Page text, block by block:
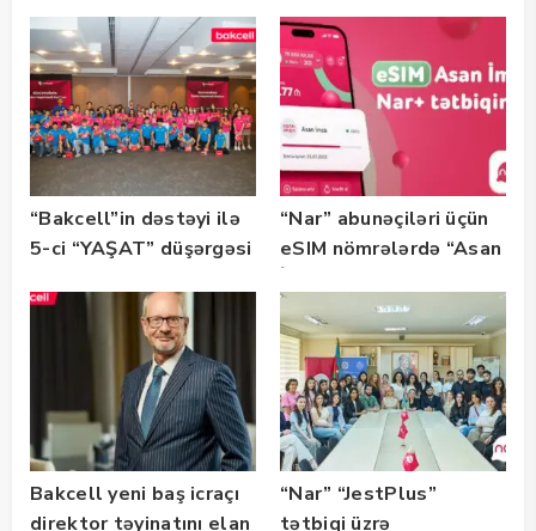
Bootcamp” başladı
“Bakcell”in dəstəyi ilə
5-ci “YAŞAT” düşərgəsi
“Nar” abunəçiləri üçün
eSIM nömrələrdə “Asan
istifadəyə verildi
Bakcell yeni baş icraçı
direktor təyinatını elan
“Nar” “JestPlus”
tətbiqi üzrə